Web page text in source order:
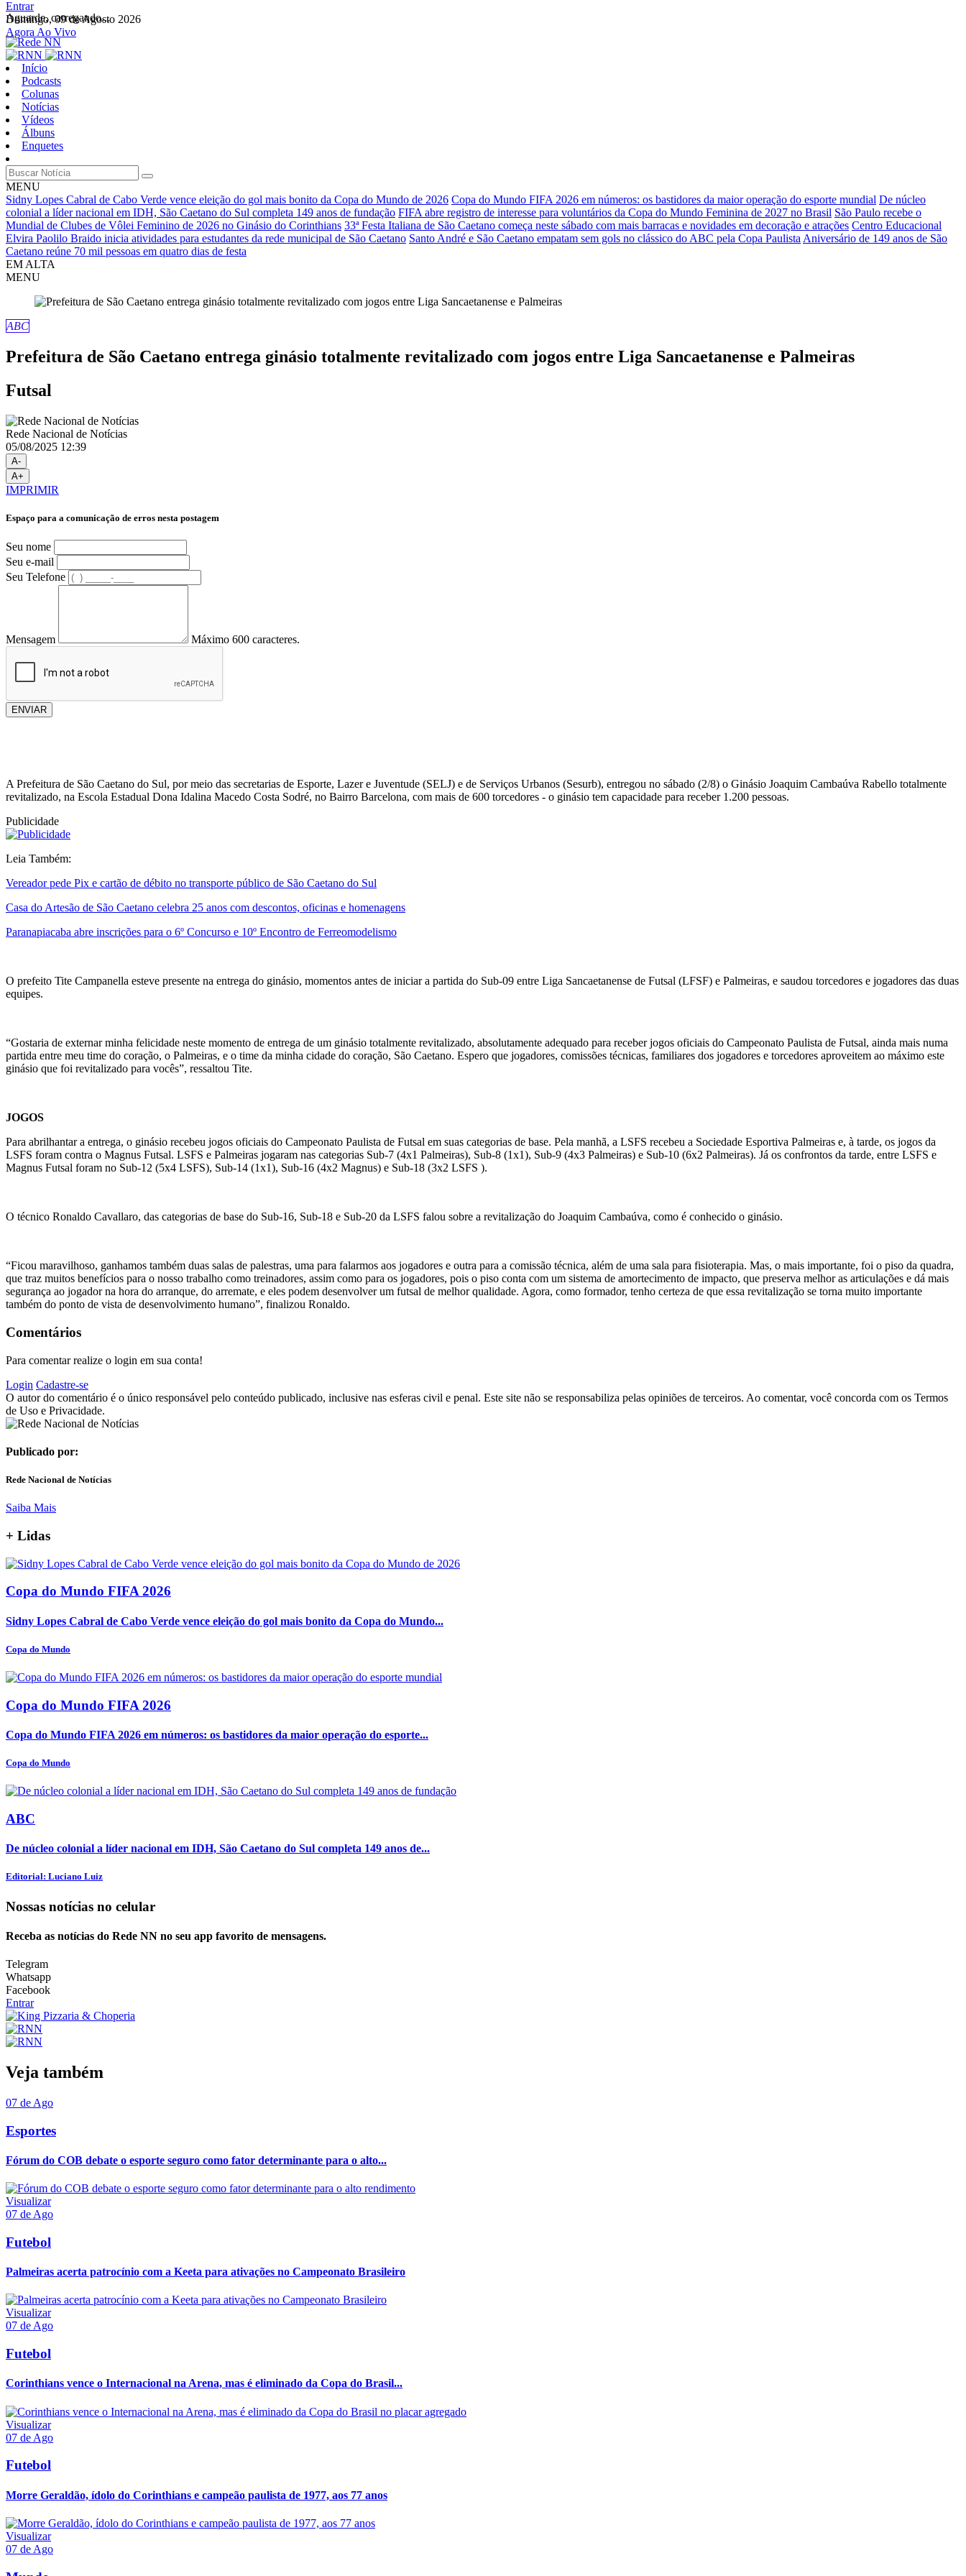
Aguarde, carregando...
Entrar
Domingo, 09 de Agosto 2026
Agora Ao Vivo
Início
Podcasts
Colunas
Notícias
Vídeos
Álbuns
Enquetes
MENU
Sidny Lopes Cabral de Cabo Verde vence eleição do gol mais bonito da Copa do Mundo de 2026 Copa do Mundo FIFA 2026 em números: os bastidores da maior operação do esporte mundial De núcleo
colonial a líder nacional em IDH, São Caetano do Sul completa 149 anos de fundação FIFA abre registro de interesse para voluntários da Copa do Mundo Feminina de 2027 no Brasil São Paulo recebe o
Mundial de Clubes de Vôlei Feminino de 2026 no Ginásio do Corinthians 33ª Festa Italiana de São Caetano começa neste sábado com mais barracas e novidades em decoração e atrações Centro Educacional
Elvira Paolilo Braido inicia atividades para estudantes da rede municipal de São Caetano Santo André e São Caetano empatam sem gols no clássico do ABC pela Copa Paulista Aniversário de 149 anos de São
Caetano reúne 70 mil pessoas em quatro dias de festa
EM ALTA
MENU
ABC
Prefeitura de São Caetano entrega ginásio totalmente revitalizado com jogos entre Liga Sancaetanense e Palmeiras
Futsal
Rede Nacional de Notícias
05/08/2025 12:39
A-
A+
IMPRIMIR
Espaço para a comunicação de erros nesta postagem
Seu nome
Seu e-mail
Seu Telefone
Mensagem Máximo 600 caracteres.
ENVIAR
A Prefeitura de São Caetano do Sul, por meio das secretarias de Esporte, Lazer e Juventude (SELJ) e de Serviços Urbanos (Sesurb), entregou no sábado (2/8) o Ginásio Joaquim Cambaúva Rabello totalmente
revitalizado, na Escola Estadual Dona Idalina Macedo Costa Sodré, no Bairro Barcelona, com mais de 600 torcedores - o ginásio tem capacidade para receber 1.200 pessoas.
Publicidade
Leia Também:
Vereador pede Pix e cartão de débito no transporte público de São Caetano do Sul
Casa do Artesão de São Caetano celebra 25 anos com descontos, oficinas e homenagens
Paranapiacaba abre inscrições para o 6º Concurso e 10º Encontro de Ferreomodelismo
O prefeito Tite Campanella esteve presente na entrega do ginásio, momentos antes de iniciar a partida do Sub-09 entre Liga Sancaetanense de Futsal (LFSF) e Palmeiras, e saudou torcedores e jogadores das duas
equipes.
“Gostaria de externar minha felicidade neste momento de entrega de um ginásio totalmente revitalizado, absolutamente adequado para receber jogos oficiais do Campeonato Paulista de Futsal, ainda mais numa
partida entre meu time do coração, o Palmeiras, e o time da minha cidade do coração, São Caetano. Espero que jogadores, comissões técnicas, familiares dos jogadores e torcedores aproveitem ao máximo este
ginásio que foi revitalizado para vocês”, ressaltou Tite.
JOGOS
Para abrilhantar a entrega, o ginásio recebeu jogos oficiais do Campeonato Paulista de Futsal em suas categorias de base. Pela manhã, a LSFS recebeu a Sociedade Esportiva Palmeiras e, à tarde, os jogos da
LSFS foram contra o Magnus Futsal. LSFS e Palmeiras jogaram nas categorias Sub-7 (4x1 Palmeiras), Sub-8 (1x1), Sub-9 (4x3 Palmeiras) e Sub-10 (6x2 Palmeiras). Já os confrontos da tarde, entre LSFS e
Magnus Futsal foram no Sub-12 (5x4 LSFS), Sub-14 (1x1), Sub-16 (4x2 Magnus) e Sub-18 (3x2 LSFS ).
O técnico Ronaldo Cavallaro, das categorias de base do Sub-16, Sub-18 e Sub-20 da LSFS falou sobre a revitalização do Joaquim Cambaúva, como é conhecido o ginásio.
“Ficou maravilhoso, ganhamos também duas salas de palestras, uma para falarmos aos jogadores e outra para a comissão técnica, além de uma sala para fisioterapia. Mas, o mais importante, foi o piso da quadra,
que traz muitos benefícios para o nosso trabalho como treinadores, assim como para os jogadores, pois o piso conta com um sistema de amortecimento de impacto, que preserva melhor as articulações e dá mais
segurança ao jogador na hora do arranque, do arremate, e eles podem desenvolver um futsal de melhor qualidade. Agora, como formador, tenho certeza de que essa revitalização se torna muito importante
também do ponto de vista de desenvolvimento humano”, finalizou Ronaldo.
Comentários
Para comentar realize o login em sua conta!
Login Cadastre-se
O autor do comentário é o único responsável pelo conteúdo publicado, inclusive nas esferas civil e penal. Este site não se responsabiliza pelas opiniões de terceiros. Ao comentar, você concorda com os Termos
de Uso e Privacidade.
Publicado por:
Rede Nacional de Notícias
Saiba Mais
+ Lidas
Copa do Mundo FIFA 2026
Sidny Lopes Cabral de Cabo Verde vence eleição do gol mais bonito da Copa do Mundo...
Copa do Mundo
Copa do Mundo FIFA 2026
Copa do Mundo FIFA 2026 em números: os bastidores da maior operação do esporte...
Copa do Mundo
ABC
De núcleo colonial a líder nacional em IDH, São Caetano do Sul completa 149 anos de...
Editorial: Luciano Luiz
Nossas notícias no celular
Receba as notícias do Rede NN no seu app favorito de mensagens.
Telegram
Whatsapp
Facebook
Entrar
Veja também
07 de Ago
Esportes
Fórum do COB debate o esporte seguro como fator determinante para o alto...
Visualizar
07 de Ago
Futebol
Palmeiras acerta patrocínio com a Keeta para ativações no Campeonato Brasileiro
Visualizar
07 de Ago
Futebol
Corinthians vence o Internacional na Arena, mas é eliminado da Copa do Brasil...
Visualizar
07 de Ago
Futebol
Morre Geraldão, ídolo do Corinthians e campeão paulista de 1977, aos 77 anos
Visualizar
07 de Ago